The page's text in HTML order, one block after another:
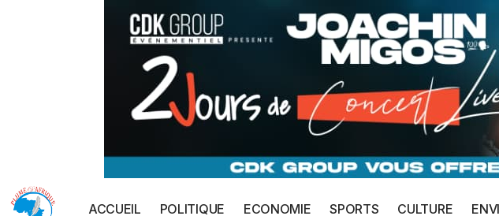
ACCUEIL POLITIQUE ECONOMIE SPORTS CULTURE